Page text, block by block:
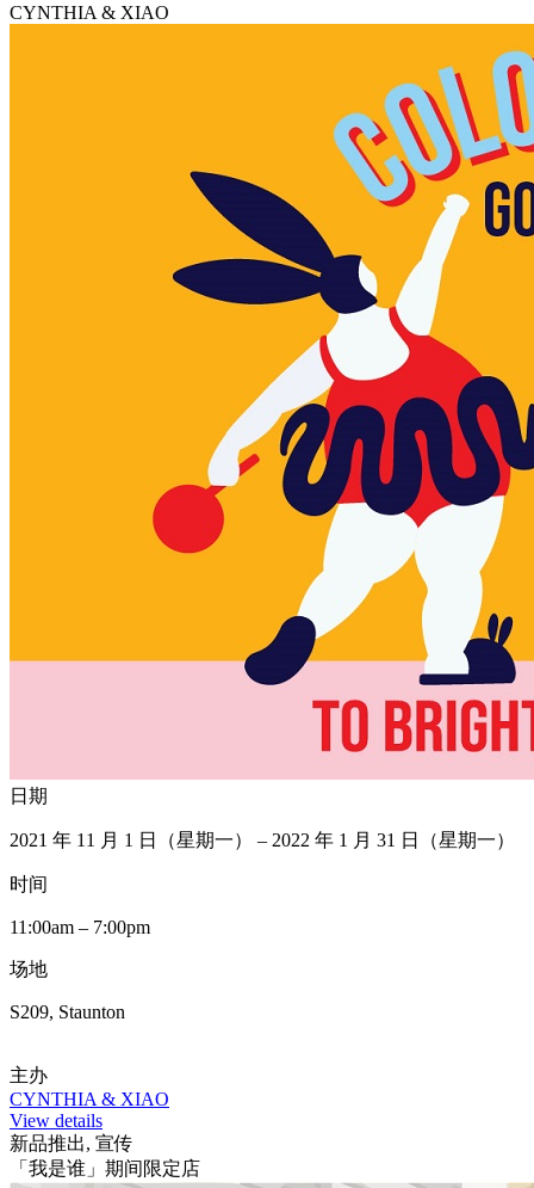
CYNTHIA & XIAO
日期
2021 年 11 月 1 日（星期一） – 2022 年 1 月 31 日（星期一）
时间
11:00am – 7:00pm
场地
S209, Staunton
主办
CYNTHIA & XIAO
View details
新品推出, 宣传
「我是谁」期间限定店